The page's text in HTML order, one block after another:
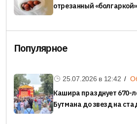
отрезанный
Популярное
25.07.2026 в 12:42
Кашира празднует 670-
Бутмана до звезд на